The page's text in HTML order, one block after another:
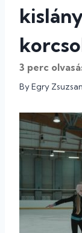
3 perc
ByEgry